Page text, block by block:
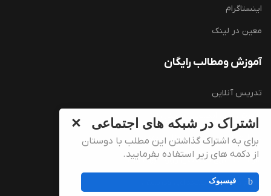
اینستاگرام
معین در لینک
آموزش ومطالب رایگان
تدریس آنلاین
آموزش زبان انگلیسی (رایگان)
سوالات کارشناسی ارشد وزارت بهداشت
سوالات دکتری تخصصی وزارت بهداشت
منابع و سوالات استخدامی وگزینش
اشتراک در شبکه های اجتماعی
برای به اشتراک گذاشتن این مطلب با دوستان
از دکمه های زیر استفاده بفرمایید.
فیسبوک